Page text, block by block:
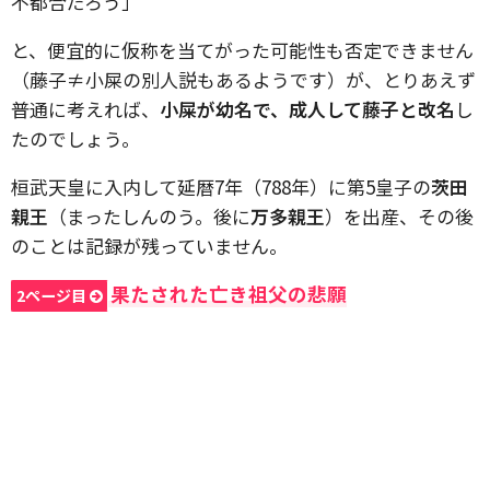
と、便宜的に仮称を当てがった可能性も否定できません
（藤子≠小屎の別人説もあるようです）が、とりあえず
普通に考えれば、 小屎が幼名で、成人して藤子と改名 し
たのでしょう。
桓武天皇に入内して延暦7年（788年）に第5皇子の茨田
親王 （まったしんのう。後に万多親王）を出産、その後
のことは記録が残っていません。
2ページ目 果たされた亡き祖父の悲願